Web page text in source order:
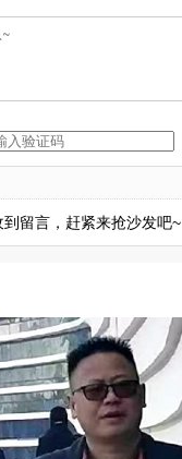
留言，赶紧来抢沙发吧~